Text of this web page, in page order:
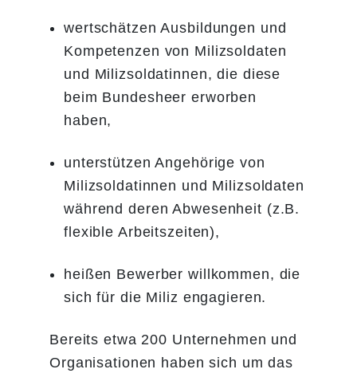
wertschätzen Ausbildungen und
Kompetenzen von Milizsoldaten
und Milizsoldatinnen, die diese
beim Bundesheer erworben
haben,
unterstützen Angehörige von
Milizsoldatinnen und Milizsoldaten
während deren Abwesenheit (z.B.
flexible Arbeitszeiten),
heißen Bewerber willkommen, die
sich für die Miliz engagieren.
Bereits etwa 200 Unternehmen und
Organisationen haben sich um das